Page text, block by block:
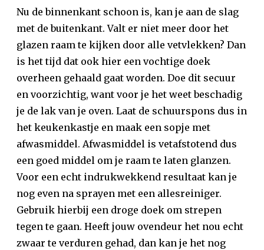
Nu de binnenkant schoon is, kan je aan de slag
met de buitenkant. Valt er niet meer door het
glazen raam te kijken door alle vetvlekken? Dan
is het tijd dat ook hier een vochtige doek
overheen gehaald gaat worden. Doe dit secuur
en voorzichtig, want voor je het weet beschadig
je de lak van je oven. Laat de schuurspons dus in
het keukenkastje en maak een sopje met
afwasmiddel. Afwasmiddel is vetafstotend dus
een goed middel om je raam te laten glanzen.
Voor een echt indrukwekkend resultaat kan je
nog even na sprayen met een allesreiniger.
Gebruik hierbij een droge doek om strepen
tegen te gaan. Heeft jouw ovendeur het nou echt
zwaar te verduren gehad, dan kan je het nog